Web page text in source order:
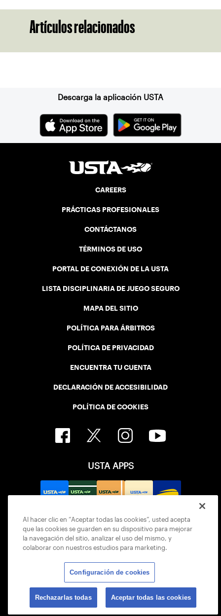
Artículos relacionados
Descarga la aplicación USTA
CAREERS
PRÁCTICAS PROFESIONALES
CONTÁCTANOS
TÉRMINOS DE USO
PORTAL DE CONEXIÓN DE LA USTA
LISTA DISCIPLINARIA DE JUEGO SEGURO
MAPA DEL SITIO
POLÍTICA PARA ÁRBITROS
POLÍTICA DE PRIVACIDAD
ENCUENTRA TU CUENTA
DECLARACIÓN DE ACCESIBILIDAD
POLÍTICA DE COOKIES
USTA APPS
© 2026 USTA ALL RIGHTS RESERVED
Al hacer clic en “Aceptar todas las cookies”, usted acepta
que las cookies se guarden en su dispositivo para mejorar
la navegación del sitio, analizar el uso del mismo, y
colaborar con nuestros estudios para marketing.
Configuración de cookies
Rechazarlas todas Aceptar todas las cookies